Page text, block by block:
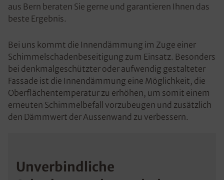
aus Bern beraten Sie gerne und garantieren Ihnen das
beste Ergebnis.
Bei uns kommt die Innendämmung im Zuge einer
Schimmelschadenbeseitigung zum Einsatz. Besonders
bei denkmalgeschützter oder aufwendig gestalteter
Fassade ist die Innendämmung eine Möglichkeit, die
Oberflächentemperatur zu erhöhen, um somit einem
erneuten Schimmelbefall vorzubeugen und zusätzlich
den Dämmwert der Aussenwand zu verbessern.
Unverbindliche